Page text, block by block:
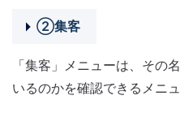
②集客
「集客」メニューは、その
いるのかを確認できるメニュ